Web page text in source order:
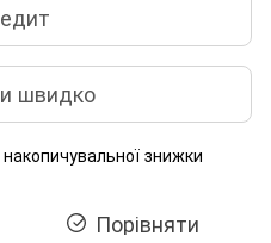
швидко
знижки
Порівняти